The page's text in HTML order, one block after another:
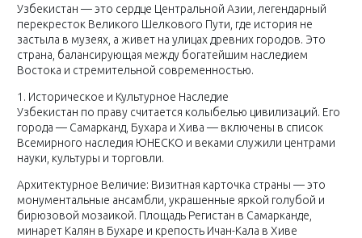
Узбекистан — это сердце Центральной Азии, легендарный
перекресток Великого Шелкового Пути, где история не
застыла в музеях, а живет на улицах древних городов. Это
страна, балансирующая между богатейшим наследием
Востока и стремительной современностью.
1. Историческое и Культурное Наследие
Узбекистан по праву считается колыбелью цивилизаций. Его
города — Самарканд, Бухара и Хива — включены в список
Всемирного наследия ЮНЕСКО и веками служили центрами
науки, культуры и торговли.
Архитектурное Величие: Визитная карточка страны — это
монументальные ансамбли, украшенные яркой голубой и
бирюзовой мозаикой. Площадь Регистан в Самарканде,
минарет Калян в Бухаре и крепость Ичан-Кала в Хиве